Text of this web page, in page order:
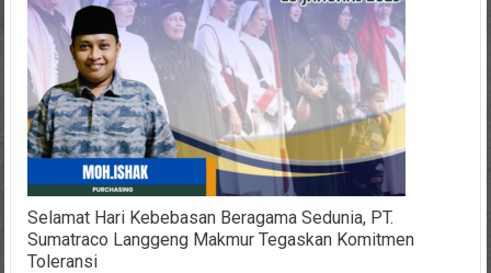
Pegawai
Sempat
Dengar
Gas
Bocor
sebelum
Insiden
Selamat Hari Kebebasan Beragama Sedunia, PT.
Sumatraco Langgeng Makmur Tegaskan Komitmen
Toleransi